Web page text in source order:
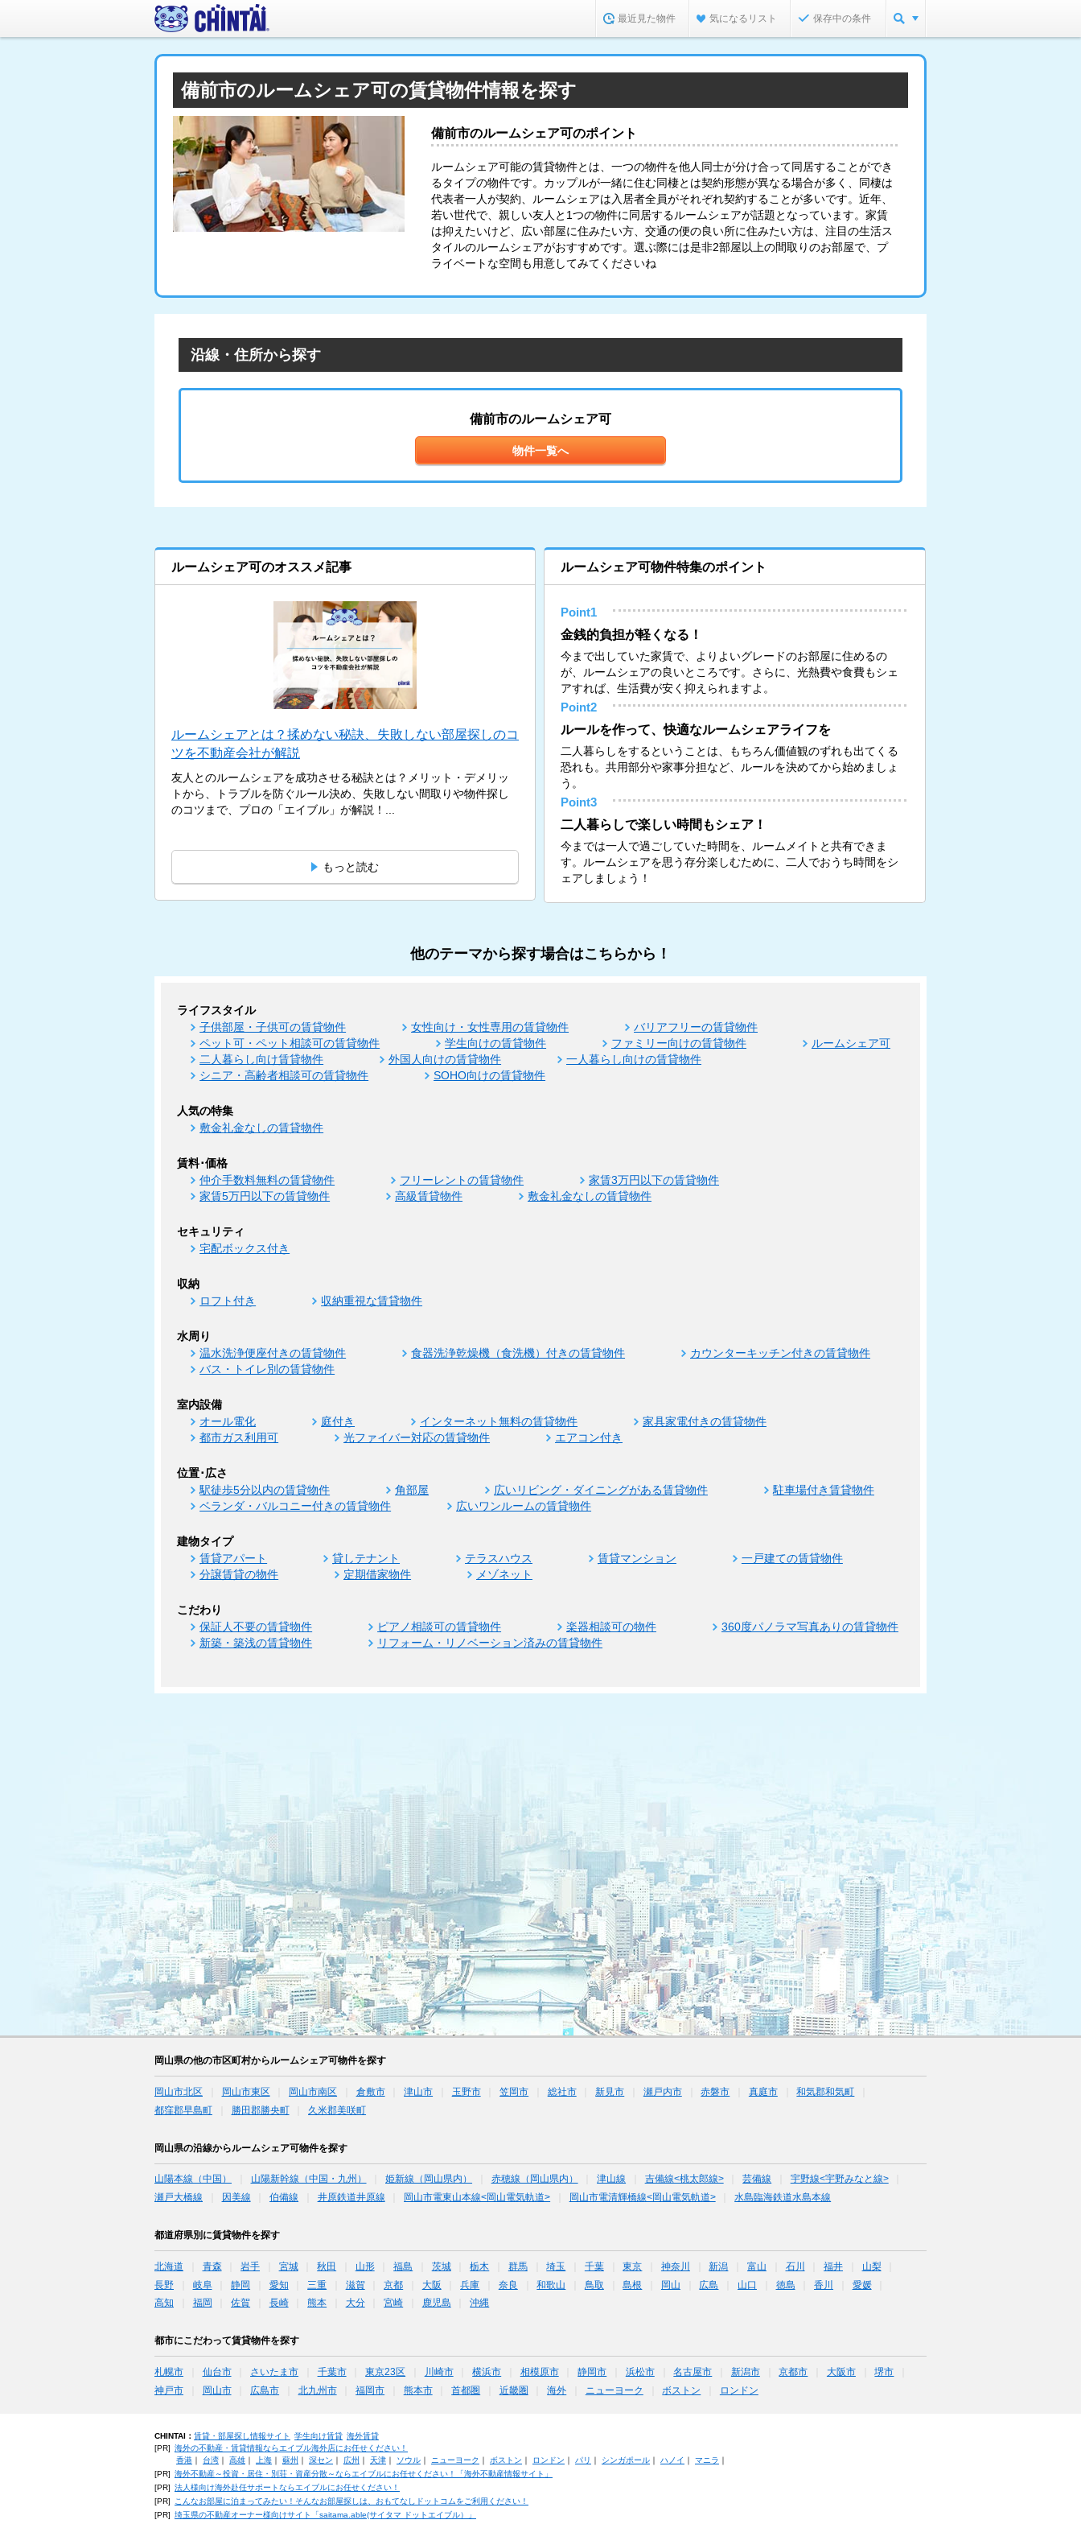
最近見た物件 気になるリスト 保存中の条件
備前市のルームシェア可の賃貸物件情報を探す
備前市のルームシェア可のポイント
ルームシェア可能の賃貸物件とは、一つの物件を他人同士が分け合って同居することができ
るタイプの物件です。カップルが一緒に住む同棲とは契約形態が異なる場合が多く、同棲は
代表者一人が契約、ルームシェアは入居者全員がそれぞれ契約することが多いです。近年、
若い世代で、親しい友人と1つの物件に同居するルームシェアが話題となっています。家賃
は抑えたいけど、広い部屋に住みたい方、交通の便の良い所に住みたい方は、注目の生活ス
タイルのルームシェアがおすすめです。選ぶ際には是非2部屋以上の間取りのお部屋で、プ
ライベートな空間も用意してみてくださいね
沿線・住所から探す
備前市のルームシェア可
物件一覧へ
ルームシェア可のオススメ記事
ルームシェアとは？揉めない秘訣、失敗しない部屋探しのコ
ツを不動産会社が解説
友人とのルームシェアを成功させる秘訣とは？メリット・デメリッ
トから、トラブルを防ぐルール決め、失敗しない間取りや物件探し
のコツまで、プロの「エイブル」が解説！...
もっと読む
ルームシェア可物件特集のポイント
Point1
金銭的負担が軽くなる！
今まで出していた家賃で、よりよいグレードのお部屋に住めるの
が、ルームシェアの良いところです。さらに、光熱費や食費もシェ
アすれば、生活費が安く抑えられますよ。
Point2
ルールを作って、快適なルームシェアライフを
二人暮らしをするということは、もちろん価値観のずれも出てくる
恐れも。共用部分や家事分担など、ルールを決めてから始めましょ
う。
Point3
二人暮らしで楽しい時間もシェア！
今までは一人で過ごしていた時間を、ルームメイトと共有できま
す。ルームシェアを思う存分楽しむために、二人でおうち時間をシ
ェアしましょう！
他のテーマから探す場合はこちらから！
ライフスタイル
子供部屋・子供可の賃貸物件 女性向け・女性専用の賃貸物件
バリアフリーの賃貸物件
ペット可・ペット相談可の賃貸物件
学生向けの賃貸物件 ファミリー向けの賃貸物件
ルームシェア可
二人暮らし向け賃貸物件
外国人向けの賃貸物件
一人暮らし向けの賃貸物件
シニア・高齢者相談可の賃貸物件
SOHO向けの賃貸物件
人気の特集
敷金礼金なしの賃貸物件
賃料･価格
仲介手数料無料の賃貸物件 フリーレントの賃貸物件
家賃3万円以下の賃貸物件
家賃5万円以下の賃貸物件
高級賃貸物件 敷金礼金なしの賃貸物件
セキュリティ
宅配ボックス付き
収納
ロフト付き 収納重視な賃貸物件
水周り
温水洗浄便座付きの賃貸物件 食器洗浄乾燥機（食洗機）付きの賃貸物件
カウンターキッチン付きの賃貸物件
バス・トイレ別の賃貸物件
室内設備
オール電化 庭付き インターネット無料の賃貸物件
家具家電付きの賃貸物件
都市ガス利用可
光ファイバー対応の賃貸物件 エアコン付き
位置･広さ
駅徒歩5分以内の賃貸物件 角部屋 広いリビング・ダイニングがある賃貸物件
駐車場付き賃貸物件
ベランダ・バルコニー付きの賃貸物件
広いワンルームの賃貸物件
建物タイプ
賃貸アパート 貸しテナント テラスハウス 賃貸マンション
一戸建ての賃貸物件
分譲賃貸の物件
定期借家物件 メゾネット
こだわり
保証人不要の賃貸物件 ピアノ相談可の賃貸物件 楽器相談可の物件
360度パノラマ写真ありの賃貸物件
新築・築浅の賃貸物件
リフォーム・リノベーション済みの賃貸物件
岡山県の他の市区町村からルームシェア可物件を探す
岡山市北区 岡山市東区 岡山市南区 倉敷市 津山市 玉野市 笠岡市 総社市 新見市 瀬戸内市 赤磐市 真庭市
和気郡和気町
都窪郡早島町
勝田郡勝央町 久米郡美咲町
岡山県の沿線からルームシェア可物件を探す
山陽本線（中国） 山陽新幹線（中国・九州） 姫新線（岡山県内） 赤穂線（岡山県内） 津山線 吉備線<桃太郎線> 芸備線
宇野線<宇野みなと線>
瀬戸大橋線
因美線 伯備線 井原鉄道井原線 岡山市電東山本線<岡山電気軌道> 岡山市電清輝橋線<岡山電気軌道> 水島臨海鉄道水島本線
都道府県別に賃貸物件を探す
北海道 青森 岩手 宮城 秋田 山形 福島 茨城 栃木 群馬 埼玉 千葉 東京 神奈川 新潟 富山 石川 福井
山梨
長野
岐阜 静岡 愛知 三重 滋賀 京都 大阪 兵庫 奈良 和歌山 鳥取 島根 岡山 広島 山口 徳島 香川
愛媛
高知
福岡 佐賀 長崎 熊本 大分 宮崎 鹿児島 沖縄
都市にこだわって賃貸物件を探す
札幌市 仙台市 さいたま市 千葉市 東京23区 川崎市 横浜市 相模原市 静岡市 浜松市 名古屋市 新潟市 京都市 大阪市
堺市
神戸市
岡山市 広島市 北九州市 福岡市 熊本市 首都圏 近畿圏 海外 ニューヨーク ボストン ロンドン
CHINTAI： 賃貸・部屋探し情報サイト 学生向け賃貸 海外賃貸
[PR] 海外の不動産・賃貸情報ならエイブル海外店にお任せください！
香港｜ 台湾｜ 高雄｜ 上海｜ 蘇州 ｜ 深セン ｜ 広州 ｜ 天津｜ ソウル｜ ニューヨーク ｜ ボストン ｜ ロンドン ｜ パリ ｜ シンガポール｜ ハノイ ｜ マニラ ｜
[PR] 海外不動産～投資・居住・別荘・資産分散～ならエイブルにお任せください！「海外不動産情報サイト」
[PR] 法人様向け海外赴任サポートならエイブルにお任せください！
[PR]
こんなお部屋に泊まってみたい！そんなお部屋探しは、おもてなしドットコムをご利用ください！
[PR] 埼玉県の不動産オーナー様向けサイト「saitama.able(サイタマ ドットエイブル）」